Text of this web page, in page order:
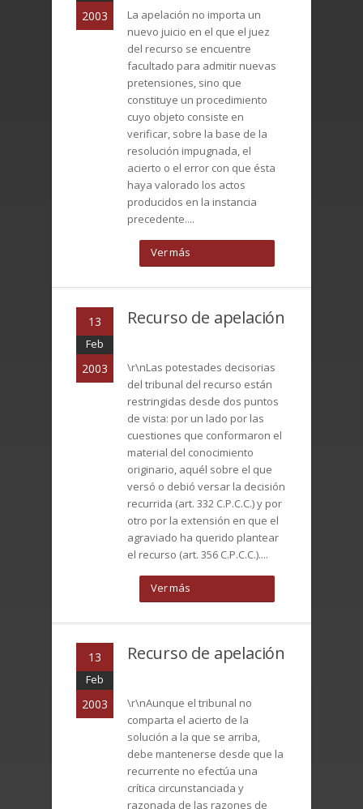
2003
La apelación no importa un
nuevo juicio en el que el juez
del recurso se encuentre
facultado para admitir nuevas
pretensiones, sino que
constituye un procedimiento
cuyo objeto consiste en
verificar, sobre la base de la
resolución impugnada, el
acierto o el error con que ésta
haya valorado los actos
producidos en la instancia
precedente....
Ver más
13
Feb
2003
Recurso de apelación
\r\nLas potestades decisorias
del tribunal del recurso están
restringidas desde dos puntos
de vista: por un lado por las
cuestiones que conformaron el
material del conocimiento
originario, aquél sobre el que
versó o debió versar la decisión
recurrida (art. 332 C.P.C.C.) y por
otro por la extensión en que el
agraviado ha querido plantear
el recurso (art. 356 C.P.C.C.)....
Ver más
13
Feb
2003
Recurso de apelación
\r\nAunque el tribunal no
comparta el acierto de la
solución a la que se arriba,
debe mantenerse desde que la
recurrente no efectúa una
crítica circunstanciada y
razonada de las razones de